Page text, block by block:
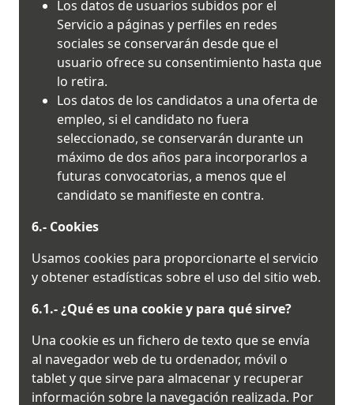
Los datos de usuarios subidos por el
Servicio a páginas y perfiles en redes
sociales se conservarán desde que el
usuario ofrece su consentimiento hasta que
lo retira.
Los datos de los candidatos a una oferta de
empleo, si el candidato no fuera
seleccionado, se conservarán durante un
máximo de dos años para incorporarlos a
futuras convocatorias, a menos que el
candidato se manifieste en contra.
6.- Cookies
Usamos cookies para proporcionarte el servicio
y obtener estadísticas sobre el uso del sitio web.
6.1.-¿Qué es una cookie y para qué sirve?
Una cookie es un fichero de texto que se envía
al navegador web de tu ordenador, móvil o
tablet y que sirve para almacenar y recuperar
información sobre la navegación realizada. Por